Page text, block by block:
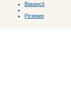
Вакансії
Резюме